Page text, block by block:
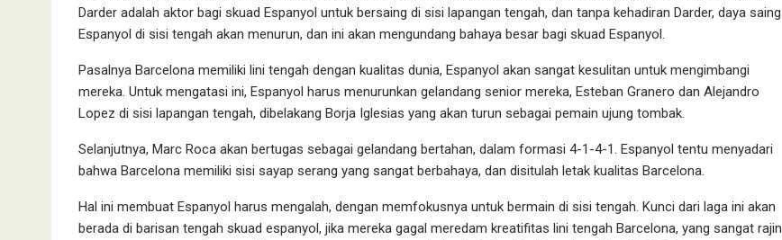
Darder adalah aktor bagi skuad Espanyol untuk bersaing di sisi lapangan tengah, dan tanpa kehadiran Darder, daya saing
Espanyol di sisi tengah akan menurun, dan ini akan mengundang bahaya besar bagi skuad Espanyol.
Pasalnya Barcelona memiliki lini tengah dengan kualitas dunia, Espanyol akan sangat kesulitan untuk mengimbangi
mereka. Untuk mengatasi ini, Espanyol harus menurunkan gelandang senior mereka, Esteban Granero dan Alejandro
Lopez di sisi lapangan tengah, dibelakang Borja Iglesias yang akan turun sebagai pemain ujung tombak.
Selanjutnya, Marc Roca akan bertugas sebagai gelandang bertahan, dalam formasi 4-1-4-1. Espanyol tentu menyadari
bahwa Barcelona memiliki sisi sayap serang yang sangat berbahaya, dan disitulah letak kualitas Barcelona.
Hal ini membuat Espanyol harus mengalah, dengan memfokusnya untuk bermain di sisi tengah. Kunci dari laga ini akan
berada di barisan tengah skuad espanyol, jika mereka gagal meredam kreatifitas lini tengah Barcelona, yang sangat rajin